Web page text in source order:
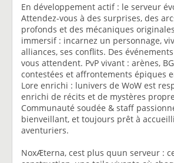
En développement actif : le serveur
Attendez-vous à des surprises, des
profonds et des mécaniques
immersif : incarnez un personnage,
alliances, ses conflits. Des
vous attendent. PvP vivant : arènes,
contestées et affrontements épiques
Lore enrichi : lunivers de WoW est
enrichi de récits et de mystères
Communauté soudée & staff
bienveillant, et toujours prêt à
aventuriers.
NoxÆterna, cest plus quun serveur :